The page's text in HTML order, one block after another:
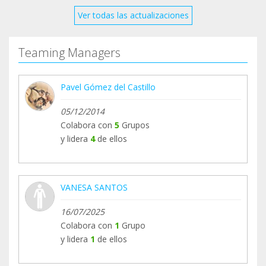
Ver todas las actualizaciones
Teaming Managers
Pavel Gómez del Castillo
05/12/2014
Colabora con 5 Grupos
y lidera 4 de ellos
VANESA SANTOS
16/07/2025
Colabora con 1 Grupo
y lidera 1 de ellos